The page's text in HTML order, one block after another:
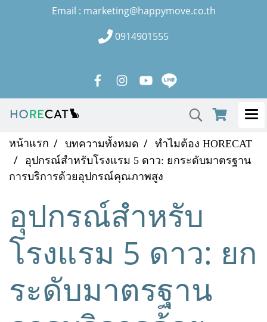
Email : marketing@happymove.co.th
0914901555
หน้าแรก บทความทั้งหมด
ทำไมต้อง HORECAT
อุปกรณ์สำหรับโรงแรม 5 ดาว: ยกระดับมาตรฐาน
การบริการด้วยอุปกรณ์คุณภาพสูง
อุปกรณ์สำหรับ
โรงแรม 5 ดาว: ยก
ระดับมาตรฐาน